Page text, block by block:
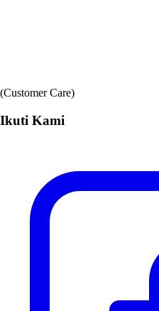
(Customer Care)
Ikuti Kami